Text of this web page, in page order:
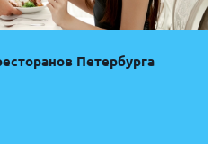
Петербурга